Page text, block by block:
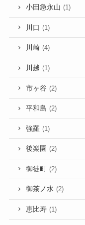
小田急永山 (1)
川口 (1)
川崎 (4)
川越 (1)
市ヶ谷 (2)
平和島 (2)
強羅 (1)
後楽園 (2)
御徒町 (2)
御茶ノ水 (2)
恵比寿 (1)